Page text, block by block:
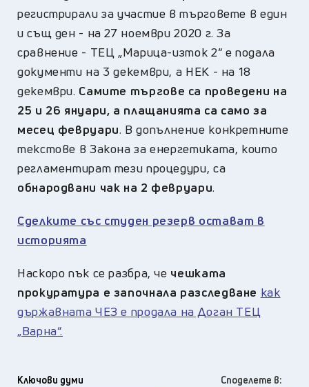
регистрирали за участие в търговете в един
и същ ден - на 27 ноември 2020 г. За
сравнение - ТЕЦ „Марица-изток 2“ е подала
документи на 3 декември, а НЕК - на 18
декември. Самите търгове са проведени на
25 и 26 януари, а плащанията са само за
месец февруари. В допълнение конкретните
текстове в Закона за енергетиката, които
регламентират тези процедури, са
обнародвани чак на 2 февруари.
Сделките със студен резерв остават в
историята
Наскоро пък се разбра, че чешката
прокуратура е започнала разследване как
държавната ЧЕЗ е продала на Доган ТЕЦ
„Варна“.
Ключови думи Споделете в: